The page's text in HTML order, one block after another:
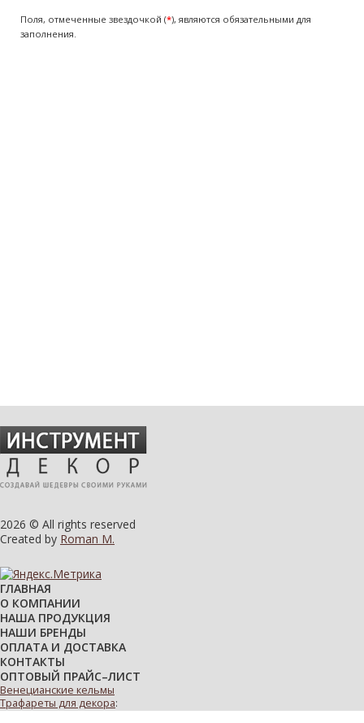
2026 © All rights reserved
Created by Roman M.
ГЛАВНАЯ
О КОМПАНИИ
НАША ПРОДУКЦИЯ
НАШИ БРЕНДЫ
ОПЛАТА И ДОСТАВКА
КОНТАКТЫ
ОПТОВЫЙ ПРАЙС–ЛИСТ
Венецианские кельмы
Трафареты для декора:
Поля, отмеченные звездочкой (*), являются обязательными для
заполнения.